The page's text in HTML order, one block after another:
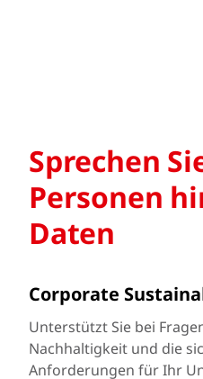
Sprechen
Personen
Daten
Corporate
Unterstützt Sie bei
Nachhaltigkeit und die
Anforderungen für Ihr